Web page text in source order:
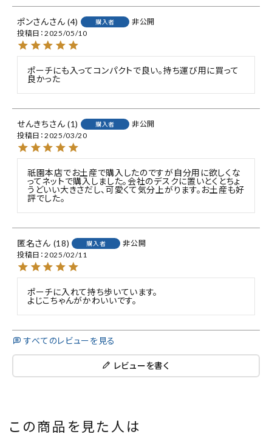
ポンさん 4 購入者
非公開
投稿日 2025/05/10
ポーチにも入ってコンパクトで良い。持ち運び用に買って
良かった
せんきち 1 購入者
非公開
投稿日 2025/03/20
祇園本店でお土産で購入したのですが自分用に欲しくな
ってネットで購入しました。会社のデスクに置いとくとちょ
うどいい大きさだし、可愛くて気分上がります。お土産も好
評でした。
匿名 18 購入者
非公開
投稿日 2025/02/11
ポーチに入れて持ち歩いています。
よじこちゃんがかわいいです。
すべてのレビューを見る
レビューを書く
この商品を見た人は